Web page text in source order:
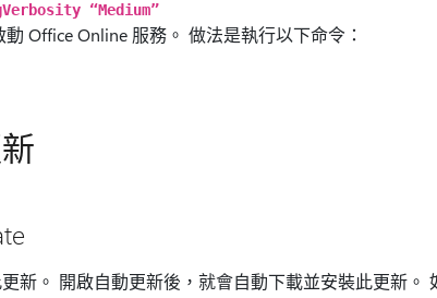
“Medium”
Office Online 服務。 做法是執行以下命令：
新。 開啟自動更新後，就會自動下載並安裝此更新。